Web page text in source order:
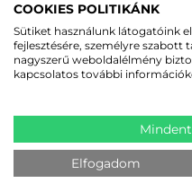
prezentációs állvány -
letöltések menüpontban.
EGYSZERŰ
RS485 porton keresztül
konfigurálását, telepítését az
el, egy jól kezelhető és
A szkennerek SMS
COOKIES POLITIKÁNK
Sütiket használunk látogatóink
fejlesztésére, személyre szabott
nagyszerű weboldalélmény
kapcsolatos további
Elfogadom